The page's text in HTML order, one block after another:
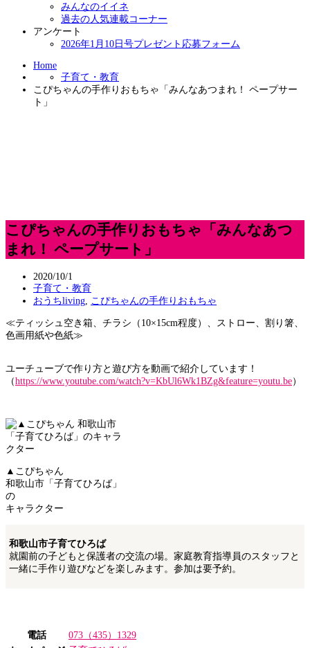
みんなのイイネ
過去の人気連載コーナー
アンケート
2026年1月10日号プレゼント応募フォーム
Home
子育て・教育
こぴちゃんの手作りおもちゃ「みんなあつまれ！ ペープサー
ト」
こぴちゃんの手作りおもちゃ「みんなあつ
まれ！ ペープサート」
2020/10/1
子育て・教育
おうちliving
こぴちゃんの手作りおもちゃ
≪ティッシュ空き箱、チラシ（10×15cm程度）、ストロー、割り箸、
色画用紙や色紙≫
ユーチューブで作り方と遊び方を動画で紹介しています！
（https://www.youtube.com/watch?v=KbUl6Wk1BZg&feature=youtu.be）
▲こぴちゃん
和歌山市「子育てひろば」
の
キャラクター
和歌山市子育てひろば
就園前の子どもと保護者の交流の場。家庭教育指導員のスタッフと
一緒に手作り遊びなどを楽しみます。参加は要予約。
電話
073（435）1329